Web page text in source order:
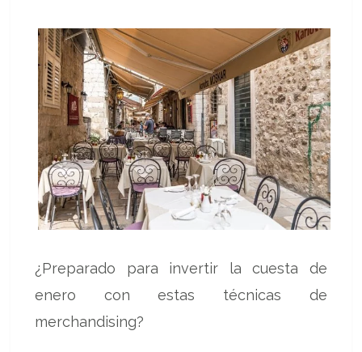
¿Preparado para invertir la cuesta de
enero con estas técnicas de
merchandising?